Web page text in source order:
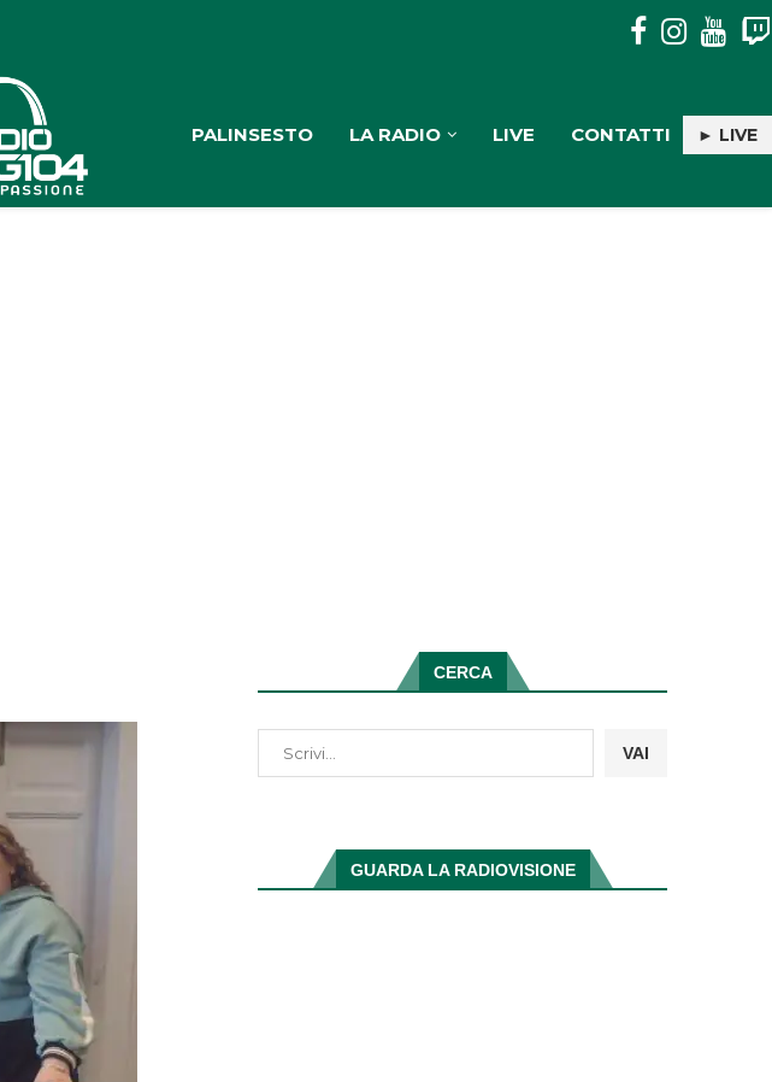
CAULONIA: NASCE LA “RETE DEGLI AGRUMI DELLA
PALINSESTO LA RADIO LIVE CONTATTI ► LIVE
CERCA
VAI
GUARDA LA RADIOVISIONE